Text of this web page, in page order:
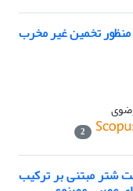
تخمین غیر مخرب
2
شتر مبتنی بر ترکیب